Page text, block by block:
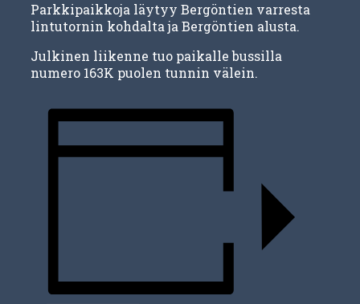
Parkkipaikkoja läytyy Bergöntien varresta
lintutornin kohdalta ja Bergöntien alusta.
Julkinen liikenne tuo paikalle bussilla
numero 163K puolen tunnin välein.